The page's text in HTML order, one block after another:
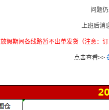
问题
上班后消
放假期间各线路暂不出单发货（注意：
点击查看>>